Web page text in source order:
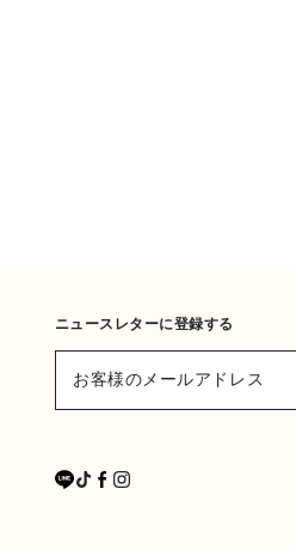
ニュースレターに登録する
お客様のメールアドレス